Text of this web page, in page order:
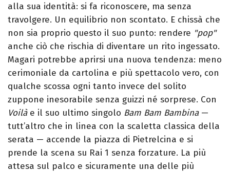
alla sua identità: si fa riconoscere, ma senza
travolgere. Un equilibrio non scontato. E chissà che
non sia proprio questo il suo punto: rendere "pop"
anche ciò che rischia di diventare un rito ingessato.
Magari potrebbe aprirsi una nuova tendenza: meno
cerimoniale da cartolina e più spettacolo vero, con
qualche scossa ogni tanto invece del solito
zuppone inesorabile senza guizzi né sorprese. Con
Voilàe il suo ultimo singolo Bam Bam Bambina—
tutt’altro che in linea con la scaletta classica della
serata — accende la piazza di Pietrelcina e si
prende la scena su Rai 1 senza forzature. La più
attesa sul palco e sicuramente una delle più